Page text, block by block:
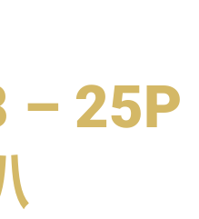
– 25P